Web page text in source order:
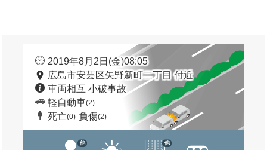
2019年8月2日(金)08:05
広島市安芸区矢野新町二丁目 付近
車両相互 小破事故
軽自動車(2)
死亡(0) 負傷(2)
他 他